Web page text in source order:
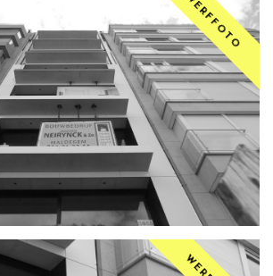
WERFFOTO